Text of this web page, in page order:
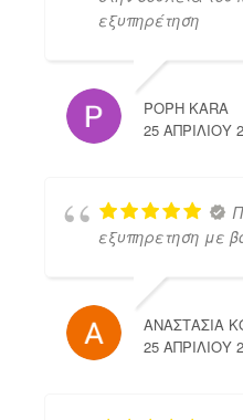
εξυπηρέτηση
POPH KARA
25 ΑΠΡΙΛΊΟΥ
εξυπηρετηση με
ΑΝΑΣΤΑΣΙΑ
25 ΑΠΡΙΛΊΟΥ